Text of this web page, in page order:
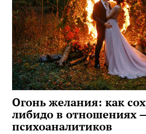
Огонь желания: как
либидо в отношениях
психоаналитиков